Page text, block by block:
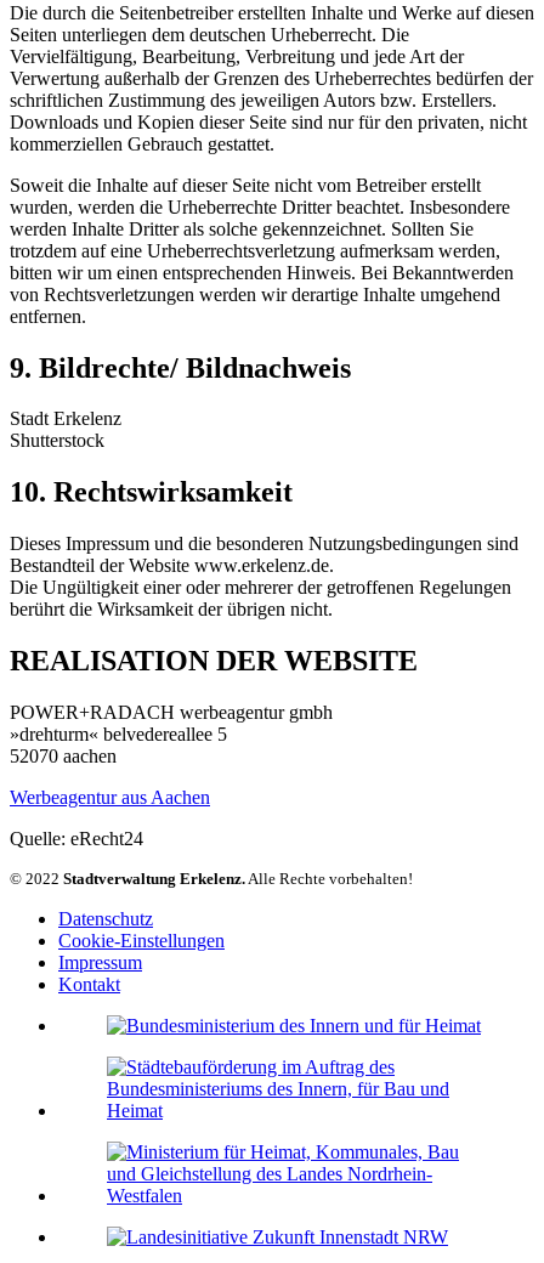
Die durch die Seitenbetreiber erstellten Inhalte und Werke auf diesen
Seiten unterliegen dem deutschen Urheberrecht. Die
Vervielfältigung, Bearbeitung, Verbreitung und jede Art der
Verwertung außerhalb der Grenzen des Urheberrechtes bedürfen der
schriftlichen Zustimmung des jeweiligen Autors bzw. Erstellers.
Downloads und Kopien dieser Seite sind nur für den privaten, nicht
kommerziellen Gebrauch gestattet.
Soweit die Inhalte auf dieser Seite nicht vom Betreiber erstellt
wurden, werden die Urheberrechte Dritter beachtet. Insbesondere
werden Inhalte Dritter als solche gekennzeichnet. Sollten Sie
trotzdem auf eine Urheberrechtsverletzung aufmerksam werden,
bitten wir um einen entsprechenden Hinweis. Bei Bekanntwerden
von Rechtsverletzungen werden wir derartige Inhalte umgehend
entfernen.
9. Bildrechte/ Bildnachweis
Stadt Erkelenz
Shutterstock
10. Rechtswirksamkeit
Dieses Impressum und die besonderen Nutzungsbedingungen sind
Bestandteil der Website www.erkelenz.de.
Die Ungültigkeit einer oder mehrerer der getroffenen Regelungen
berührt die Wirksamkeit der übrigen nicht.
REALISATION DER WEBSITE
POWER+RADACH werbeagentur gmbh
»drehturm« belvedereallee 5
52070 aachen
Werbeagentur aus Aachen
Quelle: eRecht24
© 2022 Stadtverwaltung Erkelenz.Alle Rechte vorbehalten!
Datenschutz
Cookie-Einstellungen
Impressum
Kontakt